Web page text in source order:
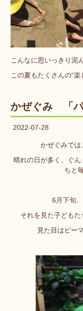
こんなに思いっきり泥
この夏もたくさんの“
かぜぐみ 「パ
2022-07-28
かぜぐみでは
晴れの日が多く、ぐ
ちと
6月下旬
それを見た子ども
見た目はピー